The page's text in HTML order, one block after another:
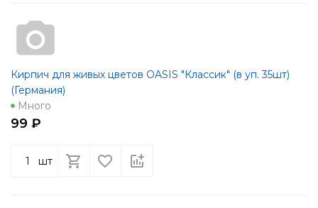
Кирпич для живых цветов OASIS "Классик" (в уп. 35шт)
(Германия)
Много
99 ₽
шт